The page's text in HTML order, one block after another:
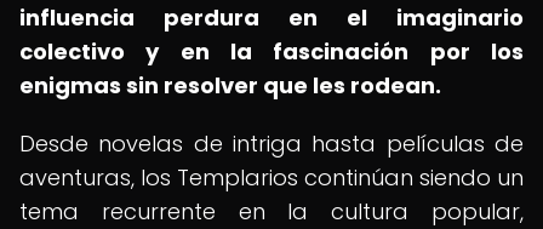
influencia perdura en el imaginario
colectivo y en la fascinación por los
enigmas sin resolver que les rodean.
Desde novelas de intriga hasta películas de
aventuras, los Templarios continúan siendo un
tema recurrente en la cultura popular,